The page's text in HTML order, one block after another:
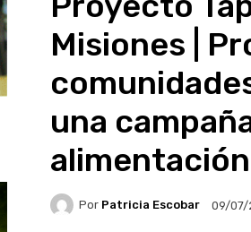
Misiones |
una
Por Patricia Escobar 09/07/